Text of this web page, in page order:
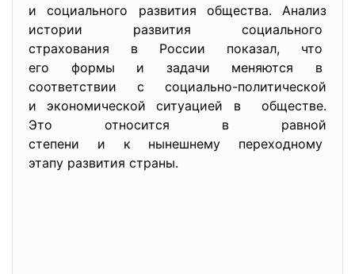
и социального развития общества. Анализ
истории развития социального
страхования в России показал, что
его формы и задачи меняются в
соответствии с социально-политической
и экономической ситуацией в обществе.
Это относится в равной
степени и к нынешнему переходному
этапу развития страны.